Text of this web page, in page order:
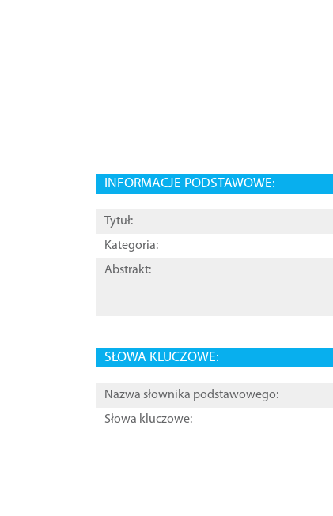
INFORMACJE PODSTAWOWE:
Tytuł:
Kategoria:
Abstrakt:
SŁOWA KLUCZOWE:
Nazwa słownika podstawowego:
Słowa kluczowe: